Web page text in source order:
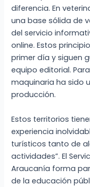
diferencia. En
una base sólida de
del servicio
online. Estos
primer día y siguen
equipo editorial.
maquinaria ha sido
producción.
Estos territorios
experiencia
turísticos tanto de
actividades”. El
Araucanía forma
de la educación